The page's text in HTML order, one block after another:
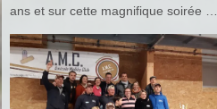
ans et sur cette magnifique soirée …